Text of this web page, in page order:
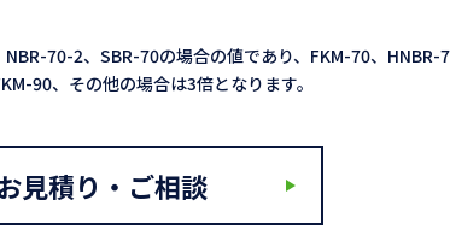
70-2、SBR-70の場合の値であり、FKM-70、HNBR-
90、その他の場合は3倍となります。
見積り・ご相談